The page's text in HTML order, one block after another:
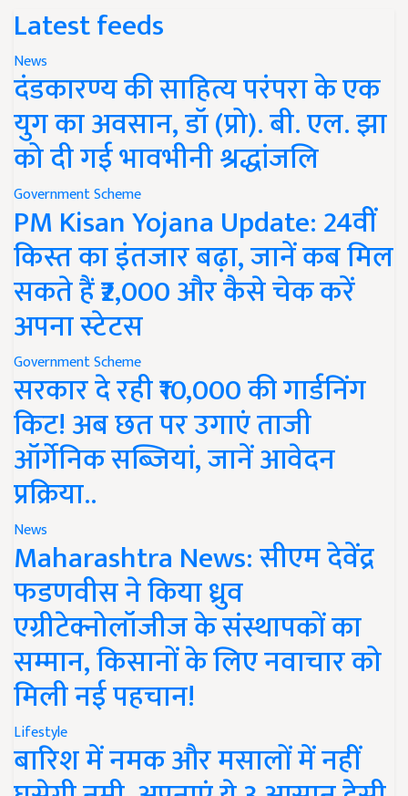
Latest feeds
News
दंडकारण्य की साहित्य परंपरा के एक
युग का अवसान, डॉ (प्रो). बी. एल. झा
को दी गई भावभीनी श्रद्धांजलि
Government Scheme
PM Kisan Yojana Update: 24वीं
किस्त का इंतजार बढ़ा, जानें कब मिल
सकते हैं ₹2,000 और कैसे चेक करें
अपना स्टेटस
Government Scheme
सरकार दे रही ₹10,000 की गार्डनिंग
किट! अब छत पर उगाएं ताजी
ऑर्गेनिक सब्जियां, जानें आवेदन
प्रक्रिया..
News
Maharashtra News: सीएम देवेंद्र
फडणवीस ने किया ध्रुव
एग्रीटेक्नोलॉजीज के संस्थापकों का
सम्मान, किसानों के लिए नवाचार को
मिली नई पहचान!
Lifestyle
बारिश में नमक और मसालों में नहीं